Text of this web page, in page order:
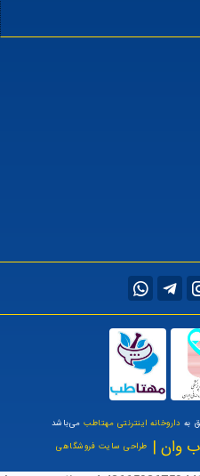
به داروخانه اینترنتی مهتاطبمی‌باشد
وان | طراحی سایت فروشگاهی